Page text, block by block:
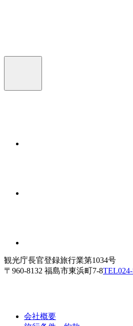
観光庁長官登録旅行業第1034号
〒960-8132 福島市東浜町7-8TEL
会社概要